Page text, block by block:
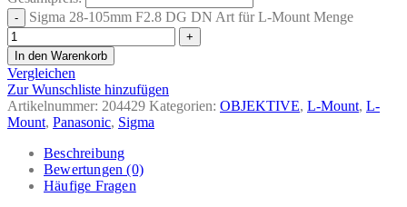
Sigma 28-105mm F2.8 DG DN Art für L-Mount Menge
In den Warenkorb
Vergleichen
Zur Wunschliste hinzufügen
Artikelnummer: 204429 Kategorien: OBJEKTIVE, L-Mount, L-
Mount, Panasonic, Sigma
Beschreibung
Bewertungen (0)
Häufige Fragen